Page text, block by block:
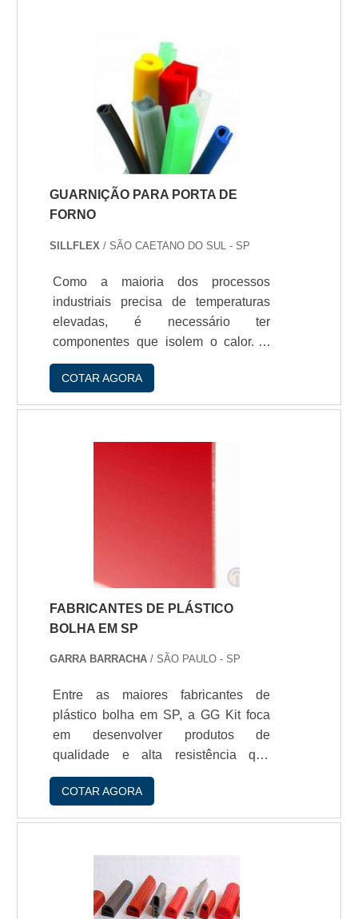
GUARNIÇÃO PARA PORTA DE
FORNO
SILLFLEX / SÃO CAETANO DO SUL - SP
Como a maioria dos processos
industriais precisa de temperaturas
elevadas, é necessário ter
componentes que isolem o calor. A
guarniçío para porta de forno é
extremamente requisitada por esses
variados segmentos industriais devido
silicone.CARACTERÍSTICAS E
APLICAÇÕES DA GUARNIÇíO
FEITA DE SILICONEA guarniçío é
uma peça que pode ser utilizada em
para portas.
COTAR AGORA
FABRICANTES DE PLÁSTICO
BOLHA EM SP
GARRA BARRACHA / SÃO PAULO - SP
Entre as maiores fabricantes de
plástico bolha em SP, a GG Kit foca
em desenvolver produtos de
qualidade e alta resistência que
tragam conforto e segurança ao
cliente. Aplicaçío do plástico bolhaO
plástico bolha tem aplicaçío no
indústrias, algumas delas sío: -
Automobilí­stica; - Moveleira; -
Metalúrgica; - Alimentí­cia; -
Eletroeletrí´nica; -
COTAR AGORA